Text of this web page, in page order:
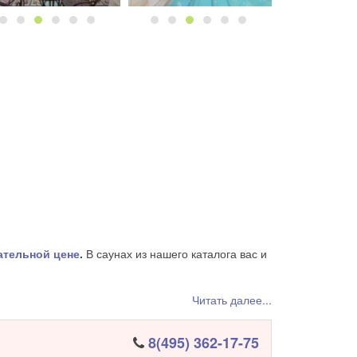
цене. В саунах из нашего каталога вас и
воды в бассейнах, все эти пунктыЧитать далее...
8(495) 362-17-75